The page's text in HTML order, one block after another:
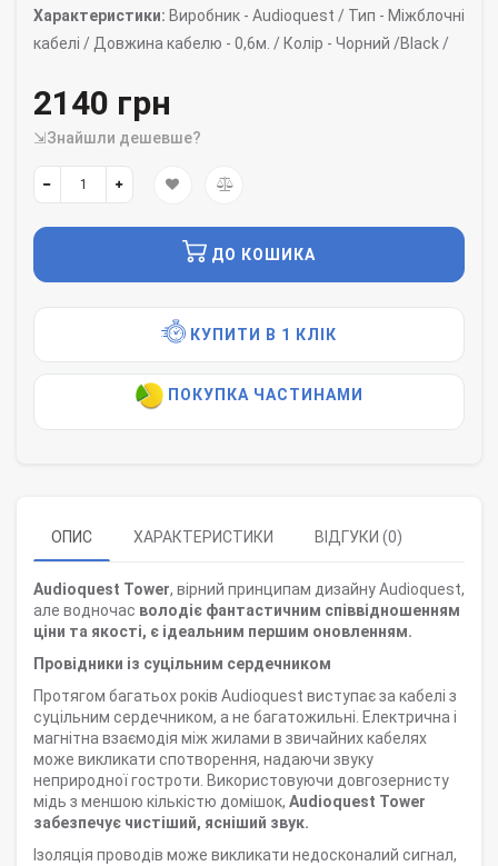
Характеристики: Виробник - Audioquest / Тип - Міжблочні
кабелі /Довжина кабелю - 0,6м. / Колір - Чорний /Black /
2140 грн
⇲Знайшли дешевше?
ДО КОШИКА
КУПИТИ В 1 КЛІК
ПОКУПКА ЧАСТИНАМИ
ОПИС ХАРАКТЕРИСТИКИ ВІДГУКИ (0)
Audioquest Tower, вірний принципам дизайну Audioquest,
але водночас володіє фантастичним співвідношенням
ціни та якості, є ідеальним першим оновленням.
Провідники із суцільним сердечником
Протягом багатьох років Audioquest виступає за кабелі з
суцільним сердечником, а не багатожильні. Електрична і
магнітна взаємодія між жилами в звичайних кабелях
може викликати спотворення, надаючи звуку
неприродної гостроти. Використовуючи довгозернисту
мідь з меншою кількістю домішок, Audioquest Tower
забезпечує чистіший, ясніший звук.
Ізоляція проводів може викликати недосконалий сигнал,